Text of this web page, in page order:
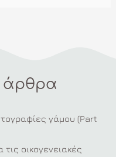
γάμου (Part
οικογενειακές